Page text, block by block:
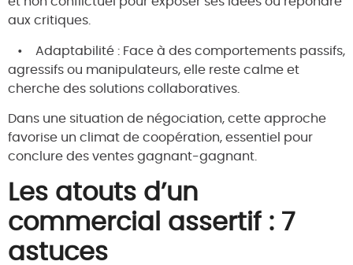
aux critiques.
• Adaptabilité : Face à des comportements passifs,
agressifs ou manipulateurs, elle reste calme et
cherche des solutions collaboratives.
Dans une situation de négociation, cette approche
favorise un climat de coopération, essentiel pour
conclure des ventes gagnant-gagnant.
Les atouts d’un
commercial assertif : 7
astuces